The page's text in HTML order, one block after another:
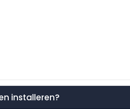
installeren?